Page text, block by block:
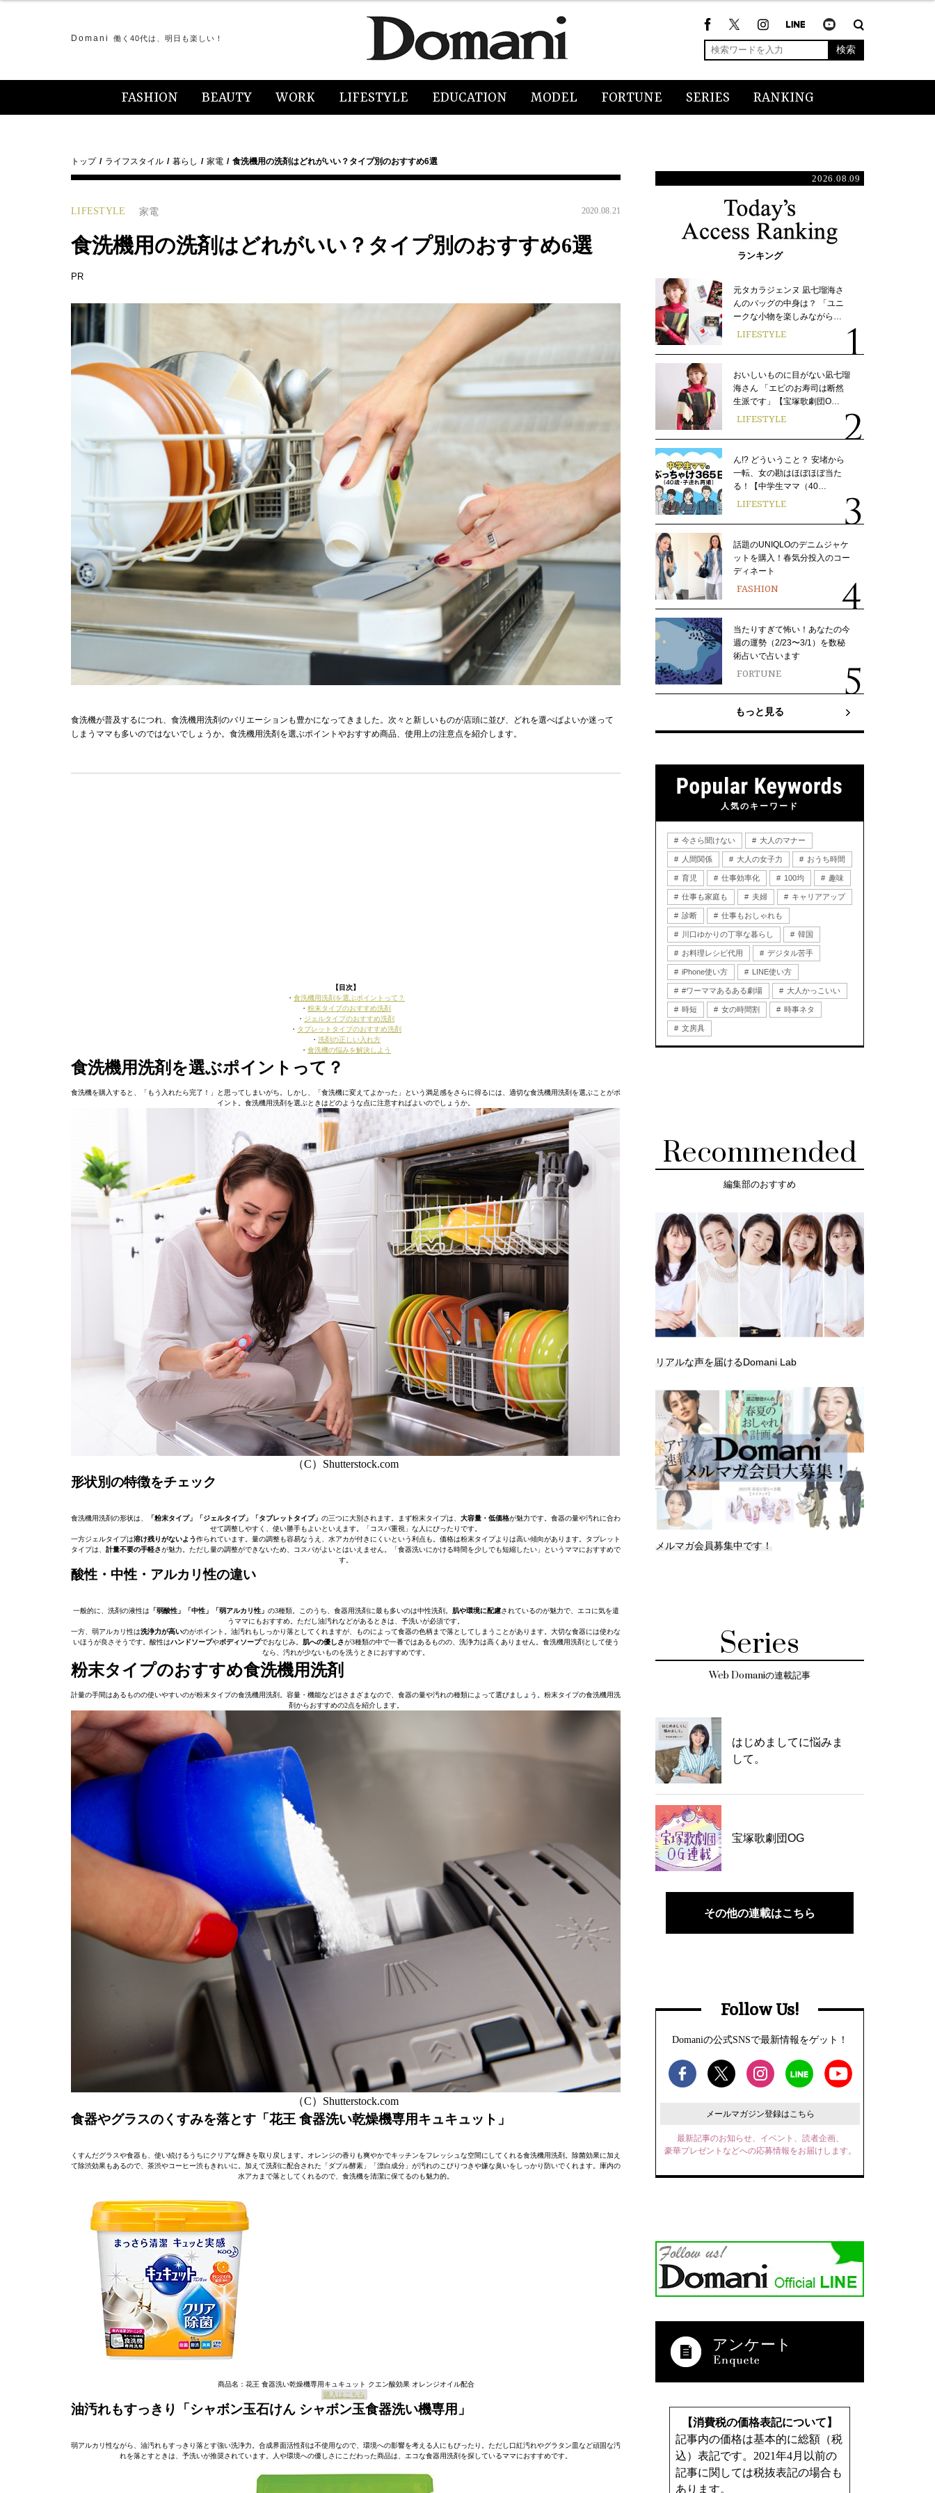
Domani 働く40代は、明日も楽しい！
検索
FASHION BEAUTY WORK LIFESTYLE EDUCATION MODEL FORTUNE SERIES RANKING
トップ ライフスタイル 暮らし 家電 食洗機用の洗剤はどれがいい？タイプ別のおすすめ6選
LIFESTYLE 家電 2020.08.21
食洗機用の洗剤はどれがいい？タイプ別のおすすめ6選
PR
食洗機が普及するにつれ、食洗機用洗剤のバリエーションも豊かになってきました。次々と新しいものが店頭に並び、どれを選べばよいか迷って
しまうママも多いのではないでしょうか。食洗機用洗剤を選ぶポイントやおすすめ商品、使用上の注意点を紹介します。
【目次】
・ 食洗機用洗剤を選ぶポイントって？
・ 粉末タイプのおすすめ洗剤
・ ジェルタイプのおすすめ洗剤
・ タブレットタイプのおすすめ洗剤
・ 洗剤の正しい入れ方
・ 食洗機の悩みを解決しよう
食洗機用洗剤を選ぶポイントって？
食洗機を購入すると、「もう入れたら完了！」と思ってしまいがち。しかし、「食洗機に変えてよかった」という満足感をさらに得るには、適切な食洗機用洗剤を選ぶことがポ
イント。食洗機用洗剤を選ぶときはどのような点に注意すればよいのでしょうか。
（C）Shutterstock.com
形状別の特徴をチェック
食洗機用洗剤の形状は、 「粉末タイプ」「ジェルタイプ」「タブレットタイプ」 の三つに大別されます。まず粉末タイプは、 大容量・低価格が魅力です。食器の量や汚れに合わ
せて調整しやすく、使い勝手もよいといえます。「コスパ重視」な人にぴったりです。
一方ジェルタイプは溶け残りがないよう作られています。量の調整も容易なうえ、水アカが付きにくいという利点も。価格は粉末タイプよりは高い傾向があります。タブレット
タイプは、 計量不要の手軽さが魅力。ただし量の調整ができないため、コスパがよいとはいえません。「食器洗いにかける時間を少しでも短縮したい」というママにおすすめで
す。
酸性・中性・アルカリ性の違い
一般的に、洗剤の液性は 「弱酸性」「中性」「弱アルカリ性」 の3種類。このうち、食器用洗剤に最も多いのは中性洗剤。 肌や環境に配慮されているのが魅力で、エコに気を遣
うママにもおすすめ。ただし油汚れなどがあるときは、予洗いが必須です。
一方、弱アルカリ性は洗浄力が高いのがポイント。油汚れもしっかり落としてくれますが、ものによって食器の色柄まで落としてしまうことがあります。大切な食器には使わな
いほうが良さそうです。酸性はハンドソープやボディソープでおなじみ。 肌への優しさが3種類の中で一番ではあるものの、洗浄力は高くありません。食洗機用洗剤として使う
なら、汚れが少ないものを洗うときにおすすめです。
粉末タイプのおすすめ食洗機用洗剤
計量の手間はあるものの使いやすいのが粉末タイプの食洗機用洗剤。容量・機能などはさまざまなので、食器の量や汚れの種類によって選びましょう。粉末タイプの食洗機用洗
剤からおすすめの2点を紹介します。
（C）Shutterstock.com
食器やグラスのくすみを落とす「花王 食器洗い乾燥機専用キュキュット」
くすんだグラスや食器も、使い続けるうちにクリアな輝きを取り戻します。オレンジの香りも爽やかでキッチンをフレッシュな空間にしてくれる食洗機用洗剤。除菌効果に加え
て除渋効果もあるので、茶渋やコーヒー渋もきれいに。加えて洗剤に配合された「ダブル酵素」「漂白成分」が汚れのこびりつきや嫌な臭いをしっかり防いでくれます。庫内の
水アカまで落としてくれるので、食洗機を清潔に保てるのも魅力的。
商品名：花王 食器洗い乾燥機専用キュキュット クエン酸効果 オレンジオイル配合
購入はこちら
油汚れもすっきり「シャボン玉石けん シャボン玉食器洗い機専用」
弱アルカリ性ながら、油汚れもすっきり落とす強い洗浄力。合成界面活性剤は不使用なので、環境への影響を考える人にもぴったり。ただし口紅汚れやグラタン皿など頑固な汚
れを落とすときは、予洗いが推奨されています。人や環境への優しさにこだわった商品は、エコな食器用洗剤を探しているママにおすすめです。
2026.08.09
ランキング
元タカラジェンヌ 凪七瑠海さ
んのバッグの中身は？ 「ユニ
ークな小物を楽しみながら…
LIFESTYLE
おいしいものに目がない凪七瑠
海さん 「エビのお寿司は断然
生派です」【宝塚歌劇団O…
LIFESTYLE
ん!? どういうこと？ 安堵から
一転、女の勘はほぼほぼ当た
る！【中学生ママ（40…
LIFESTYLE
話題のUNIQLOのデニムジャケ
ットを購入！春気分投入のコー
ディネート
FASHION
当たりすぎて怖い！あなたの今
週の運勢（2/23〜3/1）を数秘
術占いで占います
FORTUNE
もっと見る
人気のキーワード
今さら聞けない 大人のマナー
人間関係 大人の女子力 おうち時間
育児 仕事効率化 100均 趣味
仕事も家庭も 夫婦 キャリアアップ
診断 仕事もおしゃれも
川口ゆかりの丁寧な暮らし 韓国
お料理レシピ代用 デジタル苦手
iPhone使い方 LINE使い方
#ワーママあるある劇場 大人かっこいい
時短 女の時間割 時事ネタ
文房具
Recommended
編集部のおすすめ
リアルな声を届けるDomani Lab
メルマガ会員募集中です！
Series
Web Domaniの連載記事
はじめましてに悩みま
して。
宝塚歌劇団OG
その他の連載はこちら
Follow Us!
Domaniの公式SNSで最新情報をゲット！
メールマガジン登録はこちら
最新記事のお知らせ、イベント、読者企画、
豪華プレゼントなどへの応募情報をお届けします。
アンケート
【消費税の価格表記について】
記事内の価格は基本的に総額（税
込）表記です。2021年4月以前の
記事に関しては税抜表記の場合も
あります。